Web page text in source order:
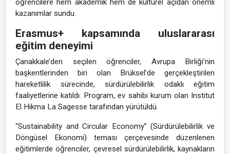
öğrencilere hem akademik hem de kültürel açıdan önemli
kazanımlar sundu.
Erasmus+ kapsamında uluslararası
eğitim deneyimi
Çanakkale’den seçilen öğrenciler, Avrupa Birliği’nin
başkentlerinden biri olan Brüksel’de gerçekleştirilen
hareketlilik sürecinde, sürdürülebilirlik odaklı eğitim
faaliyetlerine katıldı. Program, ev sahibi kurum olan Institut
El Hikma La Sagesse tarafından yürütüldü.
“Sustainability and Circular Economy” (Sürdürülebilirlik ve
Döngüsel Ekonomi) teması çerçevesinde düzenlenen
eğitimlerde öğrenciler, çevresel sürdürülebilirlik, kaynakların